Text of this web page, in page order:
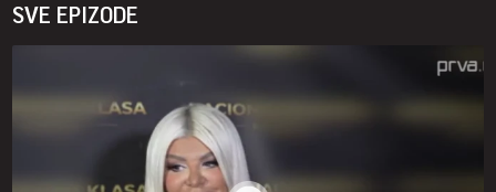
SVE EPIZODE